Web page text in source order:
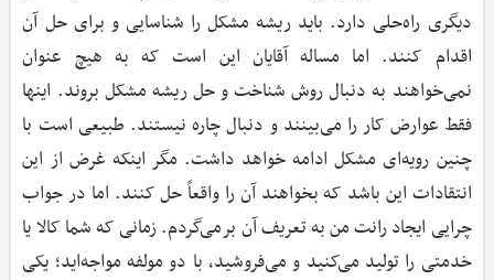
دیگری راه‌حلی دارد. باید ریشه مشکل را شناسایی و برای حل آن
اقدام کنند. اما مساله آقایان این است که به هیچ عنوان
نمی‌خواهند به دنبال روش شناخت و حل ریشه مشکل بروند. اینها
فقط عوارض کار را می‌بینند و دنبال چاره نیستند. طبیعی است با
چنین رویه‌ای مشکل ادامه خواهد داشت. مگر اینکه غرض از این
انتقادات این باشد که بخواهند آن را واقعاً حل کنند. اما در جواب
چرایی ایجاد رانت من به تعریف آن برمی‌گردم. زمانی که شما کالا یا
خدمتی را تولید می‌کنید و می‌فروشید، با دو مولفه مواجه‌اید؛ یکی